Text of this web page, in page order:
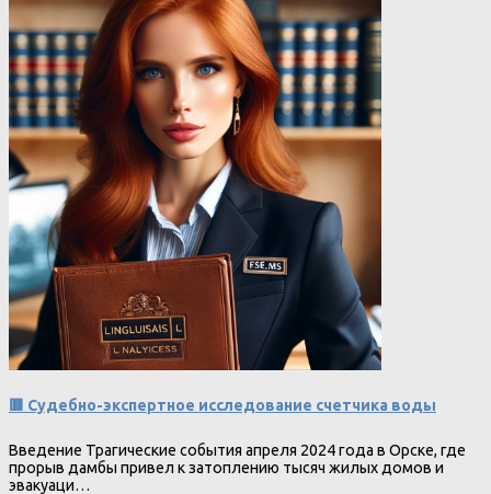
🟥 Судебно-экспертное исследование счетчика воды
Введение Трагические события апреля 2024 года в Орске, где
прорыв дамбы привел к затоплению тысяч жилых домов и
эвакуаци…